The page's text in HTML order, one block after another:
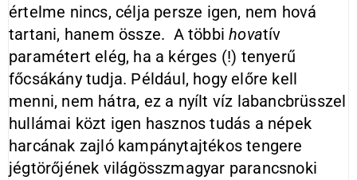
értelme nincs, célja persze igen, nem hová
tartani, hanem össze. A többihovatív
paramétert elég, ha a kérges (!) tenyerű
főcsákány tudja. Például, hogy előre kell
menni, nem hátra, ez a nyílt víz labancbrüsszel
hullámai közt igen hasznos tudás a népek
harcának zajló kampánytajtékos tengere
jégtörőjének világösszmagyar parancsnoki